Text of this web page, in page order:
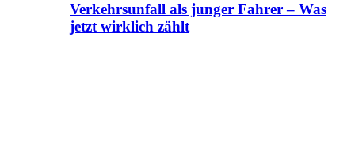
Verkehrsunfall als junger Fahrer – Was
jetzt wirklich zählt